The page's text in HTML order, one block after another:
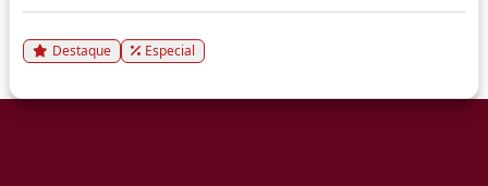
Destaque Especial